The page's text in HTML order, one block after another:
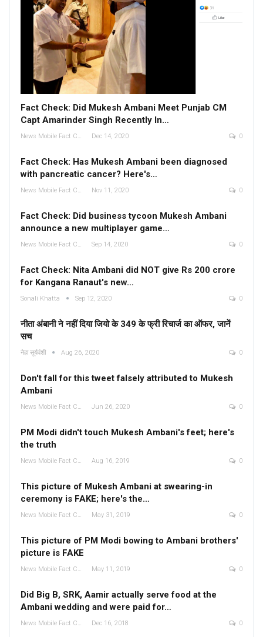
Fact Check: Did Mukesh Ambani Meet Punjab CM
Capt Amarinder Singh Recently In…
News Mobile Fact Check Bureau Dec 14, 2020 0
Fact Check: Has Mukesh Ambani been diagnosed
with pancreatic cancer? Here's…
News Mobile Fact Check Bureau Nov 11, 2020 0
Fact Check: Did business tycoon Mukesh Ambani
announce a new multiplayer game…
News Mobile Fact Check Bureau Sep 14, 2020 0
Fact Check: Nita Ambani did NOT give Rs 200 crore
for Kangana Ranaut's new…
Sonali Khatta Sep 12, 2020 0
नीता अंबानी ने नहीं दिया जियो के 349 के फ्री रिचार्ज का ऑफर, जानें
सच
नेहा सूर्यवंशी Aug 26, 2020 0
Don't fall for this tweet falsely attributed to Mukesh
Ambani
News Mobile Fact Check Bureau Jun 26, 2020 0
PM Modi didn't touch Mukesh Ambani's feet; here's
the truth
News Mobile Fact Check Bureau Aug 16, 2019 0
This picture of Mukesh Ambani at swearing-in
ceremony is FAKE; here's the…
News Mobile Fact Check Bureau May 31, 2019 0
This picture of PM Modi bowing to Ambani brothers'
picture is FAKE
News Mobile Fact Check Bureau May 11, 2019 0
Did Big B, SRK, Aamir actually serve food at the
Ambani wedding and were paid for…
News Mobile Fact Check Bureau Dec 16, 2018 0